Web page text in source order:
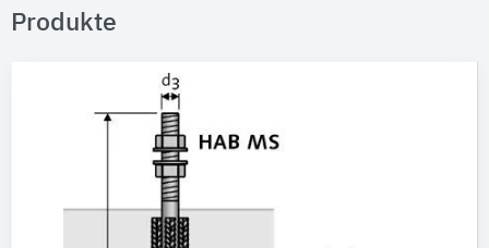
Produkte